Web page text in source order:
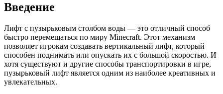
Введение
Лифт с пузырьковым столбом воды — это отличный способ
быстро перемещаться по миру Minecraft. Этот механизм
позволяет игрокам создавать вертикальный лифт, который
способен поднимать или опускать их с большой скоростью. И
хотя существуют и другие способы транспортировки в игре,
пузырьковый лифт является одним из наиболее креативных и
увлекательных.